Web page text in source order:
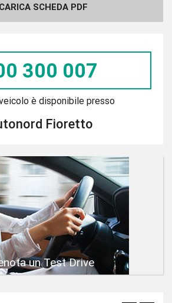
SCHEDA PDF
300 007
è disponibile presso
Fioretto
un Test Drive